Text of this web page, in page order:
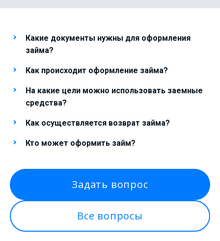
Какие документы нужны для оформления
займа?
Как происходит оформление займа?
На какие цели можно использовать заемные
средства?
Как осуществляется возврат займа?
Кто может оформить займ?
Задать вопрос
Все вопросы